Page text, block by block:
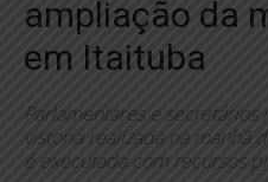
ampliação da
em Itaituba
Parlamentares e
vistoria realizada na manhã
é executada com recursos